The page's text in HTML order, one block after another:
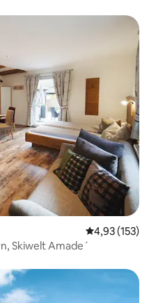
Évaluation
4,93 (153)
Skiwelt Amade´